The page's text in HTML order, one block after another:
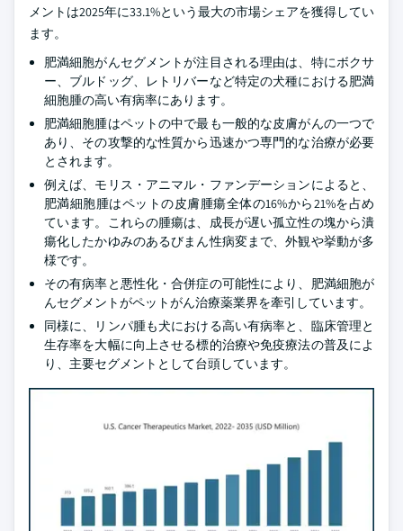
メントは2025年に33.1%という最大の市場シェアを獲得してい
ます。
肥満細胞がんセグメントが注目される理由は、特にボクサ
ー、ブルドッグ、レトリバーなど特定の犬種における肥満
細胞腫の高い有病率にあります。
肥満細胞腫はペットの中で最も一般的な皮膚がんの一つで
あり、その攻撃的な性質から迅速かつ専門的な治療が必要
とされます。
例えば、モリス・アニマル・ファンデーションによると、
肥満細胞腫はペットの皮膚腫瘍全体の16%から21%を占め
ています。これらの腫瘍は、成長が遅い孤立性の塊から潰
瘍化したかゆみのあるびまん性病変まで、外観や挙動が多
様です。
その有病率と悪性化・合併症の可能性により、肥満細胞が
んセグメントがペットがん治療薬業界を牽引しています。
同様に、リンパ腫も犬における高い有病率と、臨床管理と
生存率を大幅に向上させる標的治療や免疫療法の普及によ
り、主要セグメントとして台頭しています。